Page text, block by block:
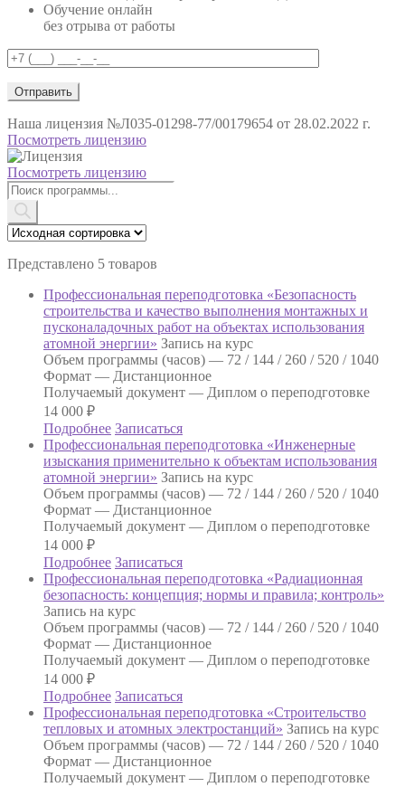
Обучение онлайн
без отрыва от работы
Наша лицензия №Л035-01298-77/00179654 от 28.02.2022 г.
Посмотреть лицензию
Посмотреть лицензию
Поиск
товаров
Представлено 5 товаров
Профессиональная переподготовка «Безопасность
строительства и качество выполнения монтажных и
пусконаладочных работ на объектах использования
атомной энергии» Запись на курс
Объем программы (часов) — 72 / 144 / 260 / 520 / 1040
Формат — Дистанционное
Получаемый документ — Диплом о переподготовке
14 000 ₽
Подробнее Записаться
Профессиональная переподготовка «Инженерные
изыскания применительно к объектам использования
атомной энергии» Запись на курс
Объем программы (часов) — 72 / 144 / 260 / 520 / 1040
Формат — Дистанционное
Получаемый документ — Диплом о переподготовке
14 000 ₽
Подробнее Записаться
Профессиональная переподготовка «Радиационная
безопасность: концепция; нормы и правила; контроль»
Запись на курс
Объем программы (часов) — 72 / 144 / 260 / 520 / 1040
Формат — Дистанционное
Получаемый документ — Диплом о переподготовке
14 000 ₽
Подробнее Записаться
Профессиональная переподготовка «Строительство
тепловых и атомных электростанций» Запись на курс
Объем программы (часов) — 72 / 144 / 260 / 520 / 1040
Формат — Дистанционное
Получаемый документ — Диплом о переподготовке